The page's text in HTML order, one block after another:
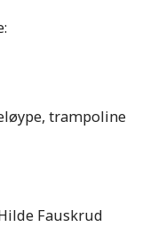
trampoline
Fauskrud